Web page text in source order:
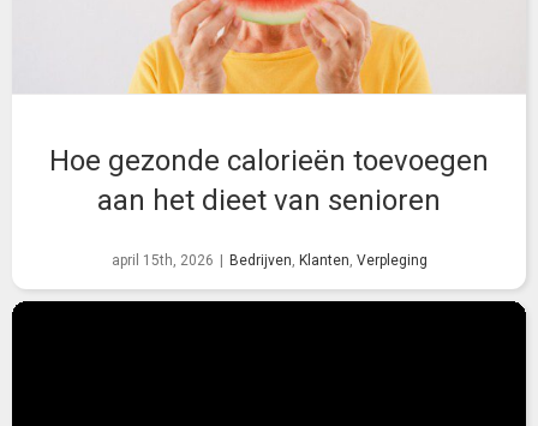
Hoe gezonde calorieën toevoegen
aan het dieet van senioren
april 15th, 2026 Bedrijven, Klanten, Verpleging